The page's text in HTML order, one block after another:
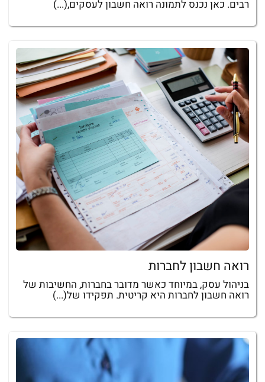
רבים. כאן נכנס לתמונה רואה חשבון לעסקים,(...)
רואה חשבון לחברות
בניהול עסק, במיוחד כאשר מדובר בחברות, החשיבות של
רואה חשבון לחברות היא קריטית. תפקידו של(...)